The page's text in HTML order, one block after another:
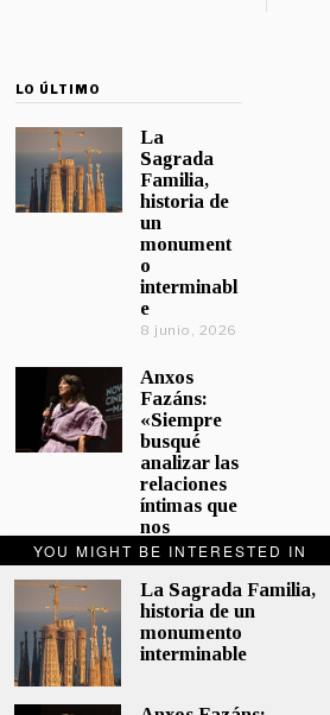
YOU MIGHT BE INTERESTED IN
La Sagrada Familia,
historia de un
monumento
interminable
LO ÚLTIMO
La
Sagrada
Familia,
historia de
un
monument
o
interminabl
e
8 junio, 2026
Anxos
Fazáns:
«Siempre
busqué
analizar las
relaciones
íntimas que
nos
afectan»
5 junio, 2026
El hijo de la
cómica, el
homenaje
Sacristán a